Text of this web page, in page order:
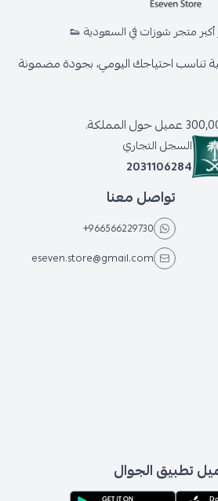
متجر شوزات في السعودية 👟
تناسب احتياجك اليومي، بجودة مضمونة
السجل التجاري
2031106284
تواصل معنا
+966566229730
eseven.store@gmail.com
تطبيق الجوال